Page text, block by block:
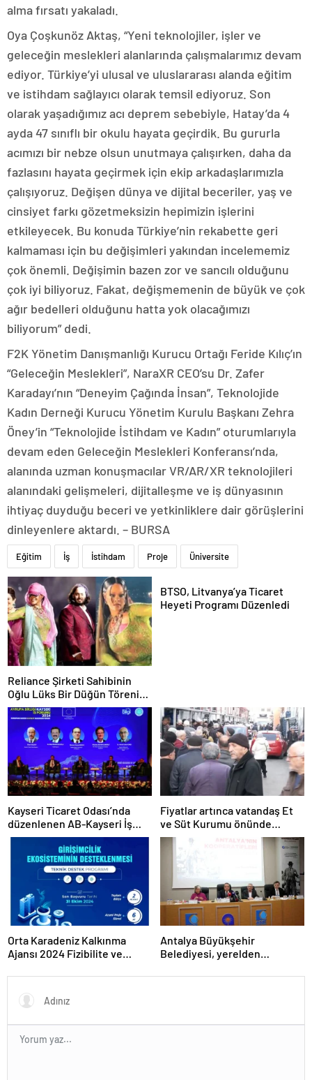
alma fırsatı yakaladı.
Oya Çoşkunöz Aktaş, “Yeni teknolojiler, işler ve
geleceğin meslekleri alanlarında çalışmalarımız devam
ediyor. Türkiye’yi ulusal ve uluslararası alanda eğitim
ve istihdam sağlayıcı olarak temsil ediyoruz. Son
olarak yaşadığımız acı deprem sebebiyle, Hatay’da 4
ayda 47 sınıflı bir okulu hayata geçirdik. Bu gururla
acımızı bir nebze olsun unutmaya çalışırken, daha da
fazlasını hayata geçirmek için ekip arkadaşlarımızla
çalışıyoruz. Değişen dünya ve dijital beceriler, yaş ve
cinsiyet farkı gözetmeksizin hepimizin işlerini
etkileyecek. Bu konuda Türkiye’nin rekabette geri
kalmaması için bu değişimleri yakından incelememiz
çok önemli. Değişimin bazen zor ve sancılı olduğunu
çok iyi biliyoruz. Fakat, değişmemenin de büyük ve çok
ağır bedelleri olduğunu hatta yok olacağımızı
biliyorum” dedi.
F2K Yönetim Danışmanlığı Kurucu Ortağı Feride Kılıç’ın
“Geleceğin Meslekleri”, NaraXR CEO’su Dr. Zafer
Karadayı’nın “Deneyim Çağında İnsan”, Teknolojide
Kadın Derneği Kurucu Yönetim Kurulu Başkanı Zehra
Öney’in “Teknolojide İstihdam ve Kadın” oturumlarıyla
devam eden Geleceğin Meslekleri Konferansı’nda,
alanında uzman konuşmacılar VR/AR/XR teknolojileri
alanındaki gelişmeleri, dijitalleşme ve iş dünyasının
ihtiyaç duyduğu beceri ve yetkinliklere dair görüşlerini
dinleyenlere aktardı. – BURSA
Eğitim İş İstihdam Proje Üniversite
Reliance Şirketi Sahibinin
Oğlu Lüks Bir Düğün Töreni
Düzenledi
BTSO, Litvanya’ya Ticaret
Heyeti Programı Düzenledi
Kayseri Ticaret Odası’nda
düzenlenen AB-Kayseri İş
Forumu’nda yeşil dönüşüm
ve dijitalleşme vurgusu
yapıldı
Fiyatlar artınca vatandaş Et
ve Süt Kurumu önünde
kuyruk oldu
Orta Karadeniz Kalkınma
Ajansı 2024 Fizibilite ve
İlan Etti
Antalya Büyükşehir
Belediyesi, yerelden